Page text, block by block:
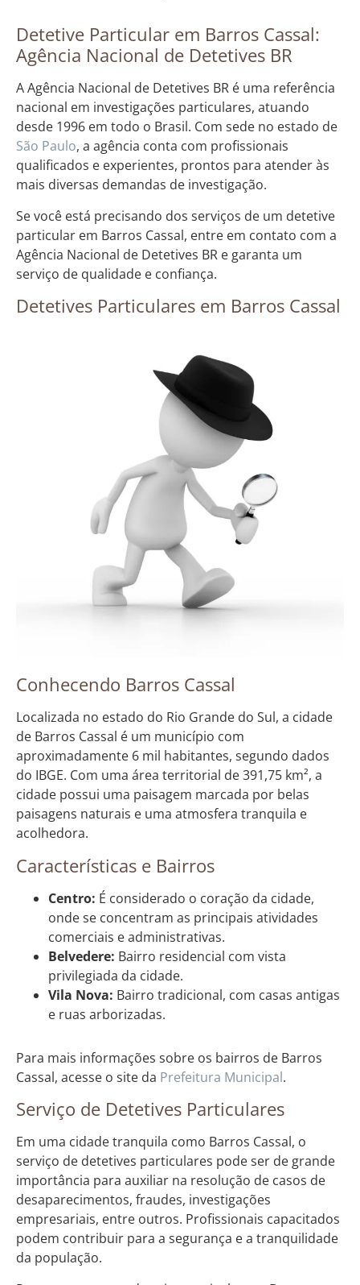
Detetive Particular em Barros Cassal:
Agência Nacional de Detetives BR
A Agência Nacional de Detetives BR é uma referência
nacional em investigações particulares, atuando
desde 1996 em todo o Brasil. Com sede no estado de
São Paulo, a agência conta com profissionais
qualificados e experientes, prontos para atender às
mais diversas demandas de investigação.
Se você está precisando dos serviços de um detetive
particular em Barros Cassal, entre em contato com a
Agência Nacional de Detetives BR e garanta um
serviço de qualidade e confiança.
Detetives Particulares em Barros Cassal
Conhecendo Barros Cassal
Localizada no estado do Rio Grande do Sul, a cidade
de Barros Cassal é um município com
aproximadamente 6 mil habitantes, segundo dados
do IBGE. Com uma área territorial de 391,75 km², a
cidade possui uma paisagem marcada por belas
paisagens naturais e uma atmosfera tranquila e
acolhedora.
Características e Bairros
Centro: É considerado o coração da cidade,
onde se concentram as principais atividades
comerciais e administrativas.
Belvedere: Bairro residencial com vista
privilegiada da cidade.
Vila Nova: Bairro tradicional, com casas antigas
e ruas arborizadas.
Para mais informações sobre os bairros de Barros
Cassal, acesse o site da Prefeitura Municipal.
Serviço de Detetives Particulares
Em uma cidade tranquila como Barros Cassal, o
serviço de detetives particulares pode ser de grande
importância para auxiliar na resolução de casos de
desaparecimentos, fraudes, investigações
empresariais, entre outros. Profissionais capacitados
podem contribuir para a segurança e a tranquilidade
da população.